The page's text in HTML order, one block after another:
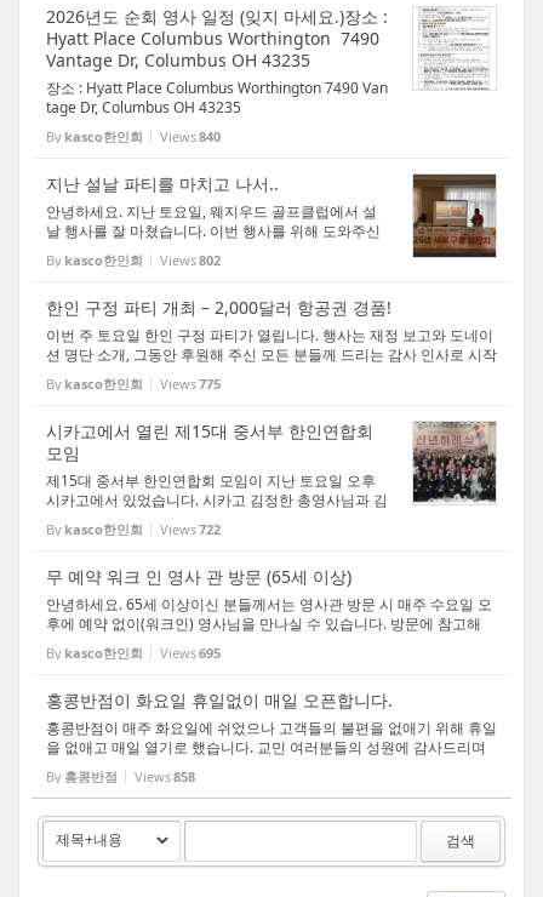
2026년도 순회 영사 일정 (잊지 마세요.)장소 :
Hyatt Place Columbus Worthington 7490
Vantage Dr, Columbus OH 43235
장소 : Hyatt Place Columbus Worthington 7490 Van
tage Dr, Columbus OH 43235
By kasco한인회 Views840
지난 설날 파티를 마치고 나서..
안녕하세요. 지난 토요일, 웨지우드 골프클럽에서 설
날 행사를 잘 마쳤습니다. 이번 행사를 위해 도와주신
모든 분들께 진심으로 감사드립니다. 또한 켄터키와
디트로이트에서 오신 회장님들, 데이튼에서 와주신 사
By kasco한인회 Views802
한인 구정 파티 개최 – 2,000달러 항공권 경품!
이번 주 토요일 한인 구정 파티가 열립니다. 행사는 재정 보고와 도네이
션 명단 소개, 그동안 후원해 주신 모든 분들께 드리는 감사 인사로 시작
되며, 경품 추첨을 통해 1등 한 분께는 2,000달러 항공권이 제공됩니다.
다채로운 프로그램과 맛있는 디너가 준비...
By kasco한인회 Views775
시카고에서 열린 제15대 중서부 한인연합회
모임
제15대 중서부 한인연합회 모임이 지난 토요일 오후
시카고에서 있었습니다. 시카고 김정한 총영사님과 김
인수 영사님께서는 임기를 마치시고 한국으로 귀임하
셨습니다. 또한 4월경 비자 순회 가있을 예정이라고
By kasco한인회 Views722
무 예약 워크 인 영사 관 방문 (65세 이상)
안녕하세요. 65세 이상이신 분들께서는 영사관 방문 시 매주 수요일 오
후에 예약 없이(워크인) 영사님을 만나실 수 있습니다. 방문에 참고해
주시기 바랍니다. 감사합니다.
By kasco한인회 Views695
홍콩반점이 화요일 휴일없이 매일 오픈합니다.
홍콩반점이 매주 화요일에 쉬었으나 고객들의 불편을 없애기 위해 휴일
을 없애고 매일 열기로 했습니다. 교민 여러분들의 성원에 감사드리며
더욱 더 열심히 일하겠습니다. Paik's Noodle(홍콩반점) 5032 N. High
St. Columbus, OH 43214 614)505-0242
By 홍콩반점 Views858
검색